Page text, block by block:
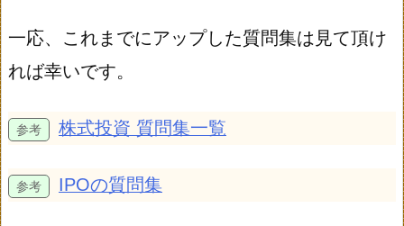
一応、これまでにアップした質問集は見て頂け
れば幸いです。
株式投資 質問集一覧
IPOの質問集